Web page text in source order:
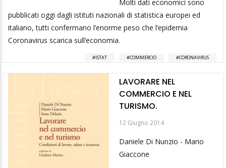
Molti dati economici sono
pubblicati oggi dagli istituti nazionali di statistica europei ed
italiano, tutti confermano l’enorme peso che l’epidemia
Coronavirus scarica sull’economia.
ISTAT COMMERCIO CORONAVIRUS
LAVORARE NEL
COMMERCIO E NEL
TURISMO.
12 Giugno 2014
Daniele Di Nunzio - Mario
Giaccone